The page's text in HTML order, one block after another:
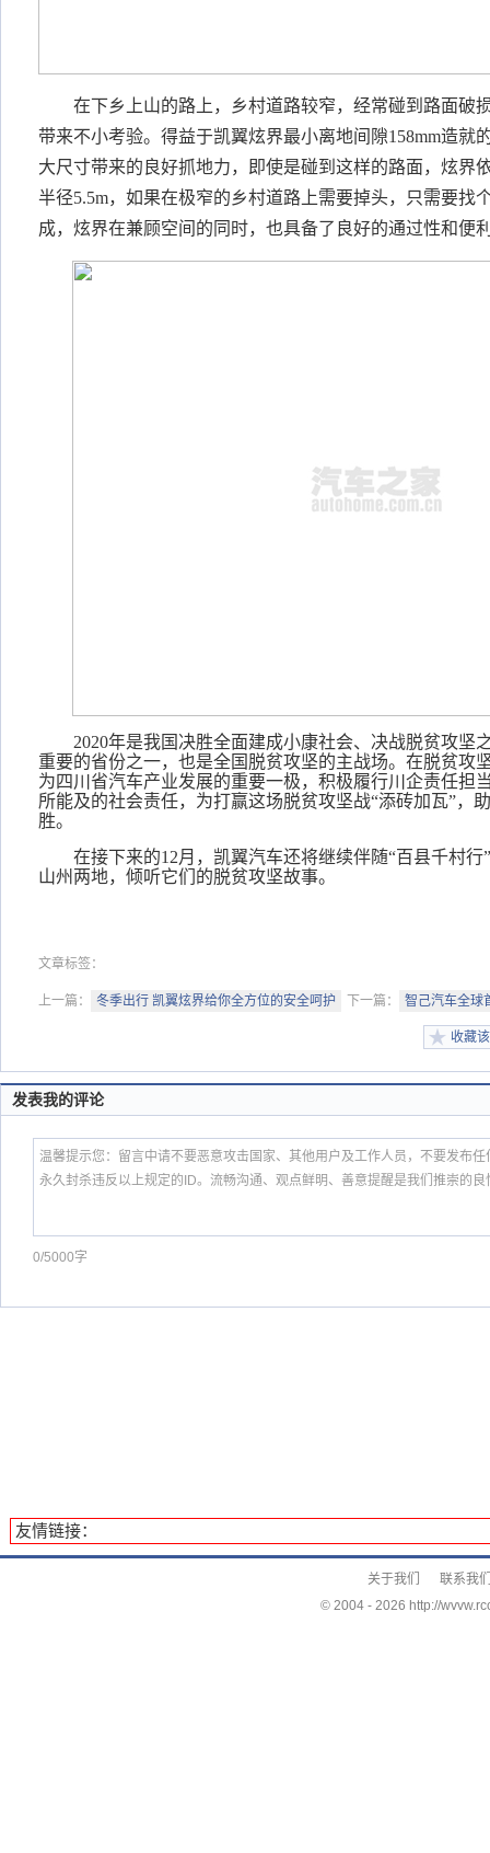
在下乡上山的路上，乡村道路较窄，经常碰到路面破
带来不小考验。得益于凯翼炫界最小离地间隙158mm造就
大尺寸带来的良好抓地力，即使是碰到这样的路面，炫界
半径5.5m， 如果在极窄的乡村道路上需要掉头，只需要找
成，炫界在兼顾空间的同时， 也具备了良好的通过性和便
2020年是我国决胜全面建成小康社会、决战脱贫攻坚
重要的省份之一，也是全国脱贫攻坚的主战场。在脱贫攻
为四川省汽车产业发展的重要一极，积极履行川企责任担
所能及的社会责任，为打赢这场脱贫攻坚战“添砖加瓦”，
胜。
在接下来的12月，凯翼汽车还将继续伴随“百县千村
山州两地，倾听它们的脱贫攻坚故事。
文章标签：
上一篇： 冬季出行 凯翼炫界给你全方位的安全呵护 下一篇： 智己汽车全球
收藏
发表我的评论
0/5000字
友情链接：
关于我们
联系我
© 2004 - 2026 http://